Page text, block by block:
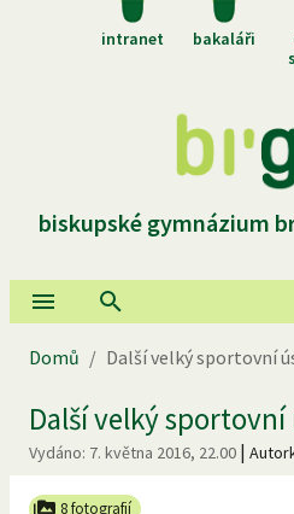
intranet bakaláři
biskupské gymnázium
Domů / Další velký sportovní
Další velký sportovní
Vydáno: 7. května 2016, 22.00 |
8 fotografií